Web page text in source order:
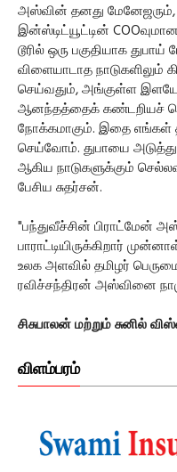
அஸ்வின் தனது மேனேஜரும்,
இன்ஸ்டிட்யூட்டின்
டூரில் ஒரு பகுதியாக துபாய்
விளையாடாத நாடுகளிலும்
செய்வதும், அங்குள்ள
ஆனந்தத்தைக் கண்டறியச்
நோக்கமாகும். இதை எங்கள்
செய்வோம். துபாயை அடுத்து
ஆகிய நாடுகளுக்கும்
பேசிய சுதர்சன்.
"பந்துவீச்சின் பிராட்மேன்
பாராட்டியிருக்கிறார்
உலக அளவில் தமிழர்
ரவிச்சந்திரன் அஸ்வினை
சிசுபாலன் மற்றும் சுனில்
விளம்பரம்